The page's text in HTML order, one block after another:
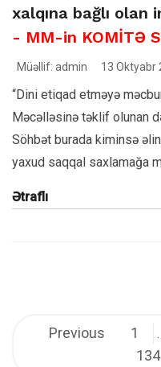
xalqına bağlı
- MM-in KOMİTƏ
Müəllif: admin 13 Oktyabr
“Dini etiqad etməyə
Məcəlləsinə təklif olunan
Söhbət burada kiminsə
yaxud saqqal saxlamağa
Ətraflı
Posts
Previous 1
134